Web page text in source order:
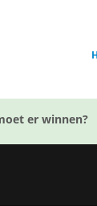
er winnen?